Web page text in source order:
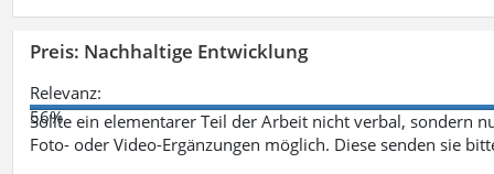
Preis: Nachhaltige Entwicklung
Relevanz:
56%
Sollte ein elementarer Teil der Arbeit nicht verbal, sondern
Foto- oder Video-Ergänzungen möglich. Diese senden sie